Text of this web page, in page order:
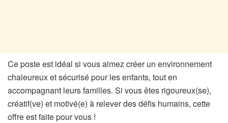
Ce poste est idéal si vous aimez créer un environnement
chaleureux et sécurisé pour les enfants, tout en
accompagnant leurs familles. Si vous êtes rigoureux(se),
créatif(ve) et motivé(e) à relever des défis humains, cette
offre est faite pour vous !